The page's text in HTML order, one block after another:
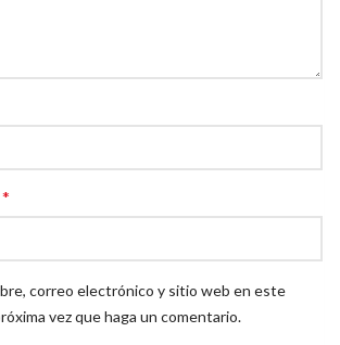
*
correo electrónico y sitio web en este
vez que haga un comentario.